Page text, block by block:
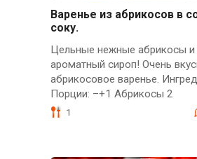
Варенье из абрикосов в
соку.
Цельные нежные абрикосы и
ароматный сироп! Очень
абрикосовое варенье.
Порции: –+1 Абрикосы 2
1